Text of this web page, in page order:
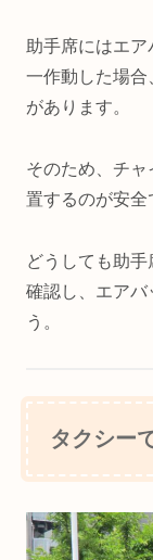
助手席にはエ
一作動した場
があります。
そのため、チ
置するのが安全
どうしても助
確認し、エアバ
う。
タクシー